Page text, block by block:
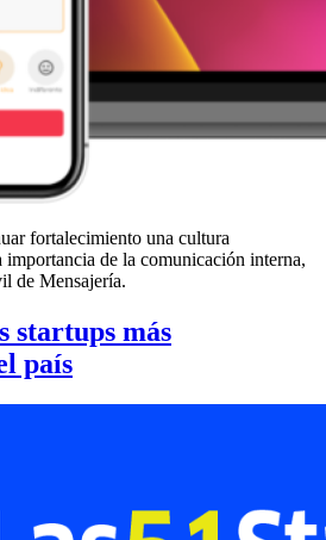
fortalecimiento una cultura
de la comunicación interna,
de Mensajería.
startups más
país